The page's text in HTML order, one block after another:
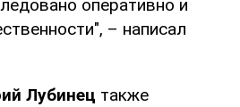
оперативно и
– написал
Лубинец также